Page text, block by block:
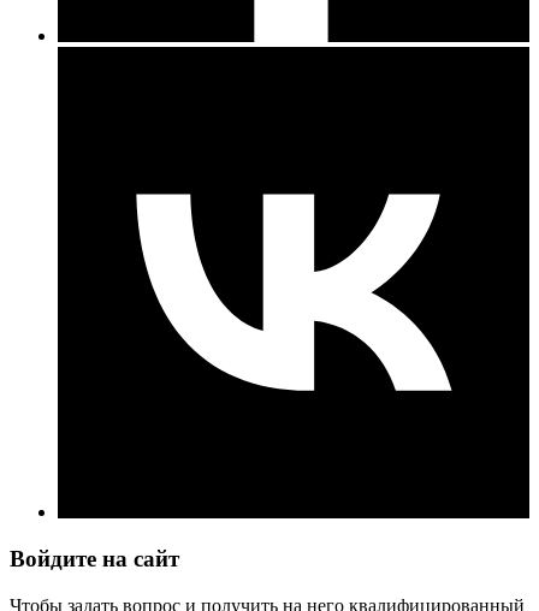
Войдите на сайт
Чтобы задать вопрос и получить на него квалифицированный